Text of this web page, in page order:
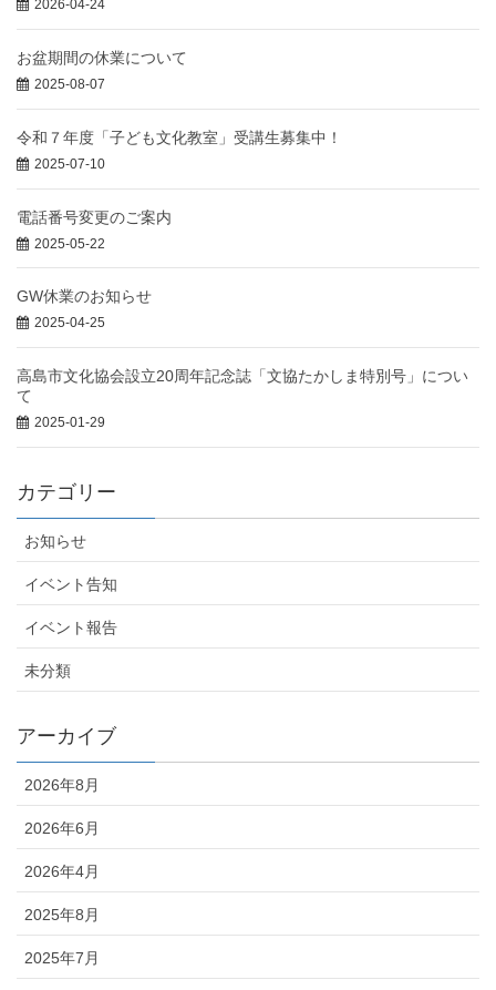
2026-04-24
お盆期間の休業について
2025-08-07
令和７年度「子ども文化教室」受講生募集中！
2025-07-10
電話番号変更のご案内
2025-05-22
GW休業のお知らせ
2025-04-25
高島市文化協会設立20周年記念誌「文協たかしま特別号」につい
て
2025-01-29
カテゴリー
お知らせ
イベント告知
イベント報告
未分類
アーカイブ
2026年8月
2026年6月
2026年4月
2025年8月
2025年7月